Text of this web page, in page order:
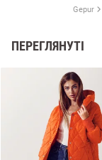
Gepur
ПЕРЕГЛЯНУТІ